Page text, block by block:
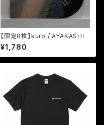
【限定8枚】kuro / AYAKASHI
¥1,780